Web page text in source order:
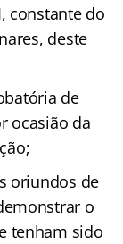
constante do
deste
de
ocasião da
oriundos de
o
tenham sido